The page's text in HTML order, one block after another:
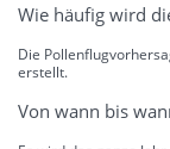
Wie häufig wird
Die
erstellt.
Von wann bis